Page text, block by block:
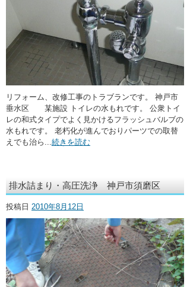
リフォーム、改修工事のトラブランです。 神戸市
垂水区 某施設 トイレの水もれです。 公衆トイ
レの和式タイプでよく見かけるフラッシュバルブの
水もれです。 老朽化が進んでおりパーツでの取替
えでも治ら... 続きを読む
排水詰まり・高圧洗浄 神戸市須磨区
投稿日 2010年8月12日